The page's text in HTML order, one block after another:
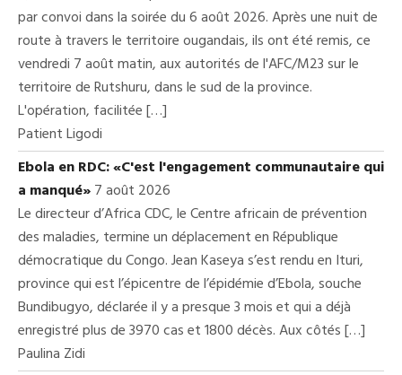
par convoi dans la soirée du 6 août 2026. Après une nuit de
route à travers le territoire ougandais, ils ont été remis, ce
vendredi 7 août matin, aux autorités de l'AFC/M23 sur le
territoire de Rutshuru, dans le sud de la province.
L'opération, facilitée […]
Patient Ligodi
Ebola en RDC: «C'est l'engagement communautaire qui
a manqué»7 août 2026
Le directeur d’Africa CDC, le Centre africain de prévention
des maladies, termine un déplacement en République
démocratique du Congo. Jean Kaseya s’est rendu en Ituri,
province qui est l’épicentre de l’épidémie d’Ebola, souche
Bundibugyo, déclarée il y a presque 3 mois et qui a déjà
enregistré plus de 3970 cas et 1800 décès. Aux côtés […]
Paulina Zidi